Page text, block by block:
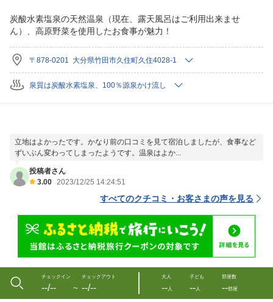
炭酸水素塩泉の天然温泉（現在、露天風呂はご利用出来ませ
ん）、高原野菜を使用したお食事が魅力！
〒878-0201 大分県竹田市久住町久住4028-1
泉質は炭酸水素塩泉、100％源泉かけ流し
立地はよかったです。かなり前の口コミを見て宿泊しましたが、食事など
ずいぶん変わってしまったようです。温泉はよか...
投稿者さん
3.00 2023/12/25 14:24:51
すべてのクチコミ・お客さまの声を見る
チェックイン
--/-- 〜
チェックアウト
--/--
大人
--人
子ども
--人
部屋数
--部屋